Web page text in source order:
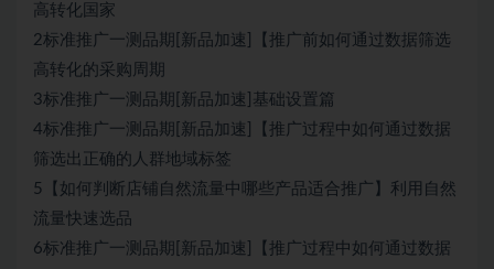
高转化国家
2标准推广一测品期[新品加速]【推广前如何通过数据筛选
高转化的采购周期
3标准推广一测品期[新品加速]基础设置篇
4标准推广一测品期[新品加速]【推广过程中如何通过数据
筛选出正确的人群地域标签
5【如何判断店铺自然流量中哪些产品适合推广】利用自然
流量快速选品
6标准推广一测品期[新品加速]【推广过程中如何通过数据